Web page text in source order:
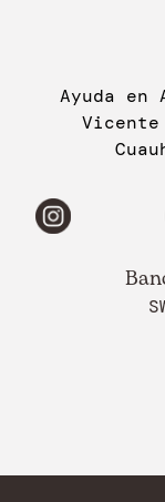
Ayuda en
Vicente